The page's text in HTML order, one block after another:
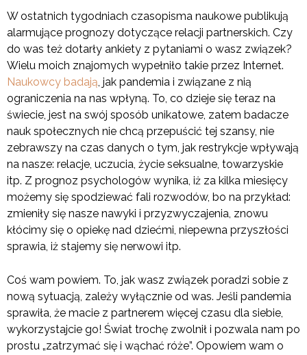
W ostatnich tygodniach czasopisma naukowe publikują
alarmujące prognozy dotyczące relacji partnerskich. Czy
do was też dotarły ankiety z pytaniami o wasz związek?
Wielu moich znajomych wypełniło takie przez Internet.
Naukowcy badają, jak pandemia i związane z nią
ograniczenia na nas wpłyną. To, co dzieje się teraz na
świecie, jest na swój sposób unikatowe, zatem badacze
nauk społecznych nie chcą przepuścić tej szansy, nie
zebrawszy na czas danych o tym, jak restrykcje wpływają
na nasze: relacje, uczucia, życie seksualne, towarzyskie
itp. Z prognoz psychologów wynika, iż za kilka miesięcy
możemy się spodziewać fali rozwodów, bo na przykład:
zmieniły się nasze nawyki i przyzwyczajenia, znowu
kłócimy się o opiekę nad dziećmi, niepewna przyszłości
sprawia, iż stajemy się nerwowi itp.
Coś wam powiem. To, jak wasz związek poradzi sobie z
nową sytuacją, zależy wyłącznie od was. Jeśli pandemia
sprawiła, że macie z partnerem więcej czasu dla siebie,
wykorzystajcie go! Świat trochę zwolnił i pozwala nam po
prostu „zatrzymać się i wąchać róże”. Opowiem wam o